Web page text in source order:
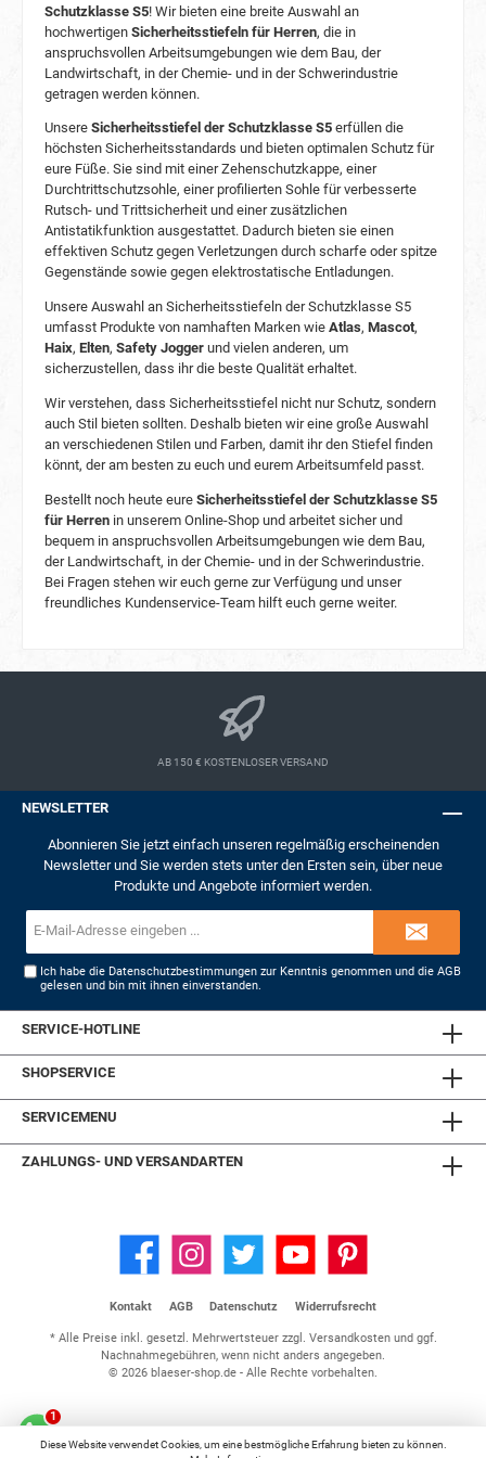
Schutzklasse S5! Wir bieten eine breite Auswahl an
hochwertigen Sicherheitsstiefeln für Herren, die in
anspruchsvollen Arbeitsumgebungen wie dem Bau, der
Landwirtschaft, in der Chemie- und in der Schwerindustrie
getragen werden können.
Unsere Sicherheitsstiefel der Schutzklasse S5 erfüllen die
höchsten Sicherheitsstandards und bieten optimalen Schutz für
eure Füße. Sie sind mit einer Zehenschutzkappe, einer
Durchtrittschutzsohle, einer profilierten Sohle für verbesserte
Rutsch- und Trittsicherheit und einer zusätzlichen
Antistatikfunktion ausgestattet. Dadurch bieten sie einen
effektiven Schutz gegen Verletzungen durch scharfe oder spitze
Gegenstände sowie gegen elektrostatische Entladungen.
Unsere Auswahl an Sicherheitsstiefeln der Schutzklasse S5
umfasst Produkte von namhaften Marken wie Atlas, Mascot,
Haix, Elten, Safety Jogger und vielen anderen, um
sicherzustellen, dass ihr die beste Qualität erhaltet.
Wir verstehen, dass Sicherheitsstiefel nicht nur Schutz, sondern
auch Stil bieten sollten. Deshalb bieten wir eine große Auswahl
an verschiedenen Stilen und Farben, damit ihr den Stiefel finden
könnt, der am besten zu euch und eurem Arbeitsumfeld passt.
Bestellt noch heute eure Sicherheitsstiefel der Schutzklasse S5
für Herren in unserem Online-Shop und arbeitet sicher und
bequem in anspruchsvollen Arbeitsumgebungen wie dem Bau,
der Landwirtschaft, in der Chemie- und in der Schwerindustrie.
Bei Fragen stehen wir euch gerne zur Verfügung und unser
freundliches Kundenservice-Team hilft euch gerne weiter.
AB 150 € KOSTENLOSER VERSAND
NEWSLETTER
Abonnieren Sie jetzt einfach unseren regelmäßig erscheinenden
Newsletter und Sie werden stets unter den Ersten sein, über neue
Produkte und Angebote informiert werden.
Adresse*
Ich habe dieDatenschutzbestimmungen zur Kenntnis genommen und dieAGB
gelesen und bin mit ihnen einverstanden.
SERVICE-HOTLINE
SHOPSERVICE
SERVICEMENU
ZAHLUNGS- UND VERSANDARTEN
Kontakt AGB Datenschutz Widerrufsrecht
* Alle Preise inkl. gesetzl. Mehrwertsteuer zzgl. Versandkostenund ggf.
Nachnahmegebühren, wenn nicht anders angegeben.
© 2026 blaeser-shop.de - Alle Rechte vorbehalten.
Diese Website verwendet Cookies, um eine bestmögliche Erfahrung bieten zu können.